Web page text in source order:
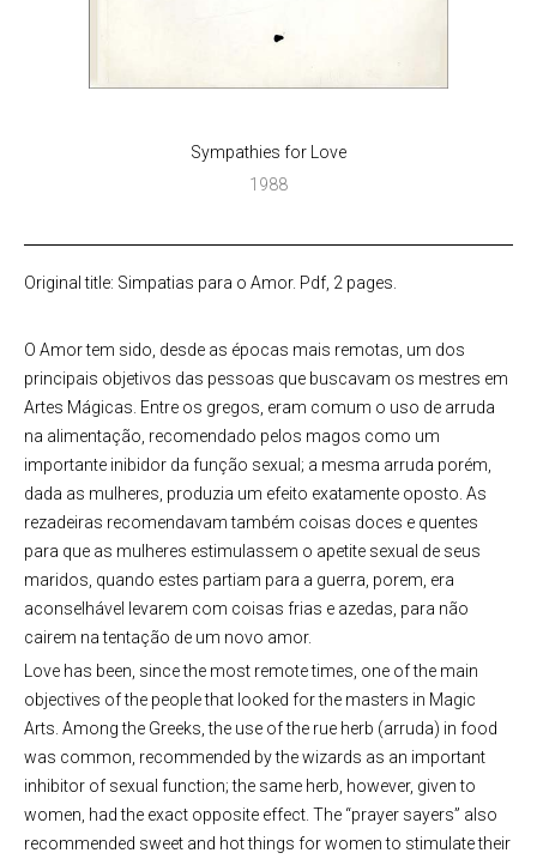
Sympathies for Love
1988
Original title: Simpatias para o Amor. Pdf, 2 pages.
O Amor tem sido, desde as épocas mais remotas, um dos
principais objetivos das pessoas que buscavam os mestres em
Artes Mágicas. Entre os gregos, eram comum o uso de arruda
na alimentação, recomendado pelos magos como um
importante inibidor da função sexual; a mesma arruda porém,
dada as mulheres, produzia um efeito exatamente oposto. As
rezadeiras recomendavam também coisas doces e quentes
para que as mulheres estimulassem o apetite sexual de seus
maridos, quando estes partiam para a guerra, porem, era
aconselhável levarem com coisas frias e azedas, para não
cairem na tentação de um novo amor.
Love has been, since the most remote times, one of the main
objectives of the people that looked for the masters in Magic
Arts. Among the Greeks, the use of the rue herb (arruda) in food
was common, recommended by the wizards as an important
inhibitor of sexual function; the same herb, however, given to
women, had the exact opposite effect. The “prayer sayers” also
recommended sweet and hot things for women to stimulate their